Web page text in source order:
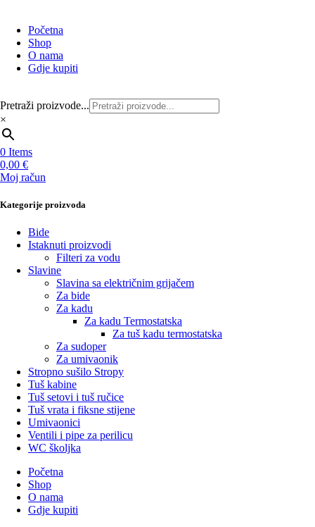
Početna
Shop
O nama
Gdje kupiti
Pretraži proizvode...
×
0 Items
0,00 €
Moj račun
Kategorije proizvoda
Bide
Istaknuti proizvodi
Filteri za vodu
Slavine
Slavina sa električnim grijačem
Za bide
Za kadu
Za kadu Termostatska
Za tuš kadu termostatska
Za sudoper
Za umivaonik
Stropno sušilo Stropy
Tuš kabine
Tuš setovi i tuš ručice
Tuš vrata i fiksne stijene
Umivaonici
Ventili i pipe za perilicu
WC školjka
Početna
Shop
O nama
Gdje kupiti